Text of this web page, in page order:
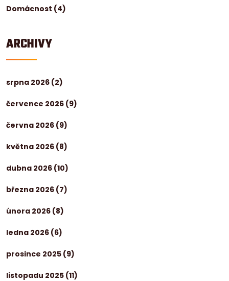
Domácnost (4)
ARCHIVY
srpna 2026 (2)
července 2026 (9)
června 2026 (9)
května 2026 (8)
dubna 2026 (10)
března 2026 (7)
února 2026 (8)
ledna 2026 (6)
prosince 2025 (9)
listopadu 2025 (11)